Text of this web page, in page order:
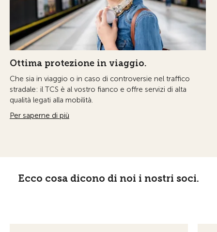
Ottima protezione in viaggio.
Che sia in viaggio o in caso di controversie nel traffico
stradale: il TCS è al vostro fianco e offre servizi di alta
qualità legati alla mobilità.
Per saperne di più
Ecco cosa dicono di noi i nostri soci.